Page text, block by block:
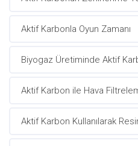
Aktif Karbonla Oyun Zamanı
Biyogaz Üretiminde Aktif
Aktif Karbon ile Hava
Aktif Karbon Kullanılarak